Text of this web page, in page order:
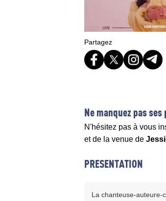
Partagez
Ne manquez pas
N'hésitez pas à vous
et de la venue de
PRESENTATION
La chanteuse-auteure-